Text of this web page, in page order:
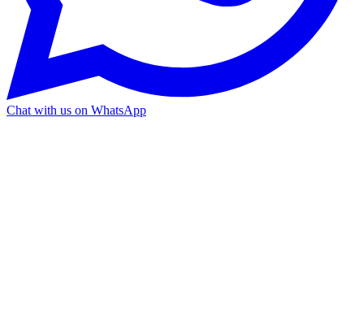
Chat with us on WhatsApp